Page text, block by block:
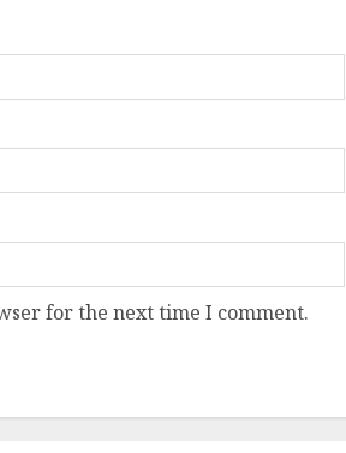
for the next time I comment.